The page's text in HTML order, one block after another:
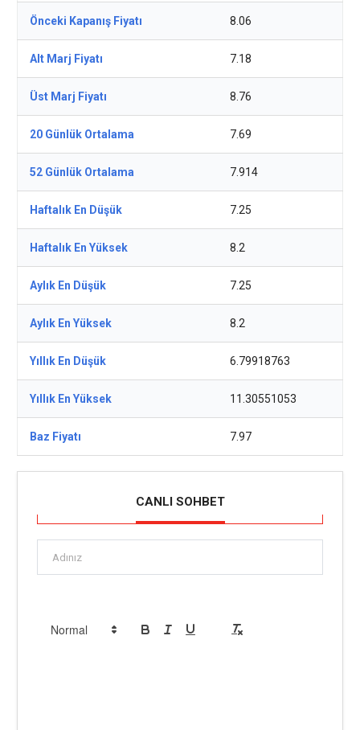
Önceki Kapanış Fiyatı 8.06
Alt Marj Fiyatı 7.18
Üst Marj Fiyatı 8.76
20 Günlük Ortalama 7.69
52 Günlük Ortalama 7.914
Haftalık En Düşük 7.25
Haftalık En Yüksek 8.2
Aylık En Düşük 7.25
Aylık En Yüksek 8.2
Yıllık En Düşük 6.79918763
Yıllık En Yüksek 11.30551053
Baz Fiyatı 7.97
CANLI SOHBET